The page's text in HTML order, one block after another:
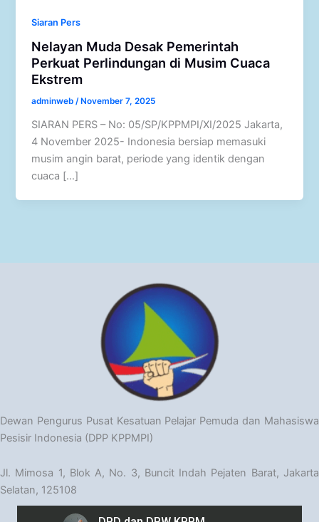
Siaran Pers
Nelayan Muda Desak Pemerintah
Perkuat Perlindungan di Musim Cuaca
Ekstrem
adminweb/ November 7, 2025
SIARAN PERS – No: 05/SP/KPPMPI/XI/2025 Jakarta,
4 November 2025- Indonesia bersiap memasuki
musim angin barat, periode yang identik dengan
cuaca […]
Dewan Pengurus Pusat Kesatuan Pelajar Pemuda dan Mahasiswa
Pesisir Indonesia (DPP KPPMPI)
Jl. Mimosa 1, Blok A, No. 3, Buncit Indah Pejaten Barat, Jakarta
Selatan, 125108